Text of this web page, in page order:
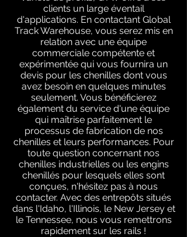
clients un large éventail
d'applications. En contactant Global
Track Warehouse, vous serez mis en
relation avec une équipe
commerciale compétente et
expérimentée qui vous fournira un
devis pour les chenilles dont vous
avez besoin en quelques minutes
seulement. Vous bénéficierez
également du service d'une équipe
qui maîtrise parfaitement le
processus de fabrication de nos
chenilles et leurs performances. Pour
toute question concernant nos
chenilles industrielles ou les engins
chenillés pour lesquels elles sont
conçues, n'hésitez pas à nous
contacter. Avec des entrepôts situés
dans l'Idaho, l'Illinois, le New Jersey et
le Tennessee, nous vous remettrons
rapidement sur les rails !